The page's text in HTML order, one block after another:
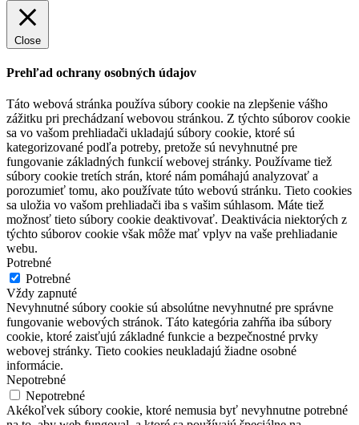
Close
Prehľad ochrany osobných údajov
Táto webová stránka používa súbory cookie na zlepšenie vášho
zážitku pri prechádzaní webovou stránkou. Z týchto súborov cookie
sa vo vašom prehliadači ukladajú súbory cookie, ktoré sú
kategorizované podľa potreby, pretože sú nevyhnutné pre
fungovanie základných funkcií webovej stránky. Používame tiež
súbory cookie tretích strán, ktoré nám pomáhajú analyzovať a
porozumieť tomu, ako používate túto webovú stránku. Tieto cookies
sa uložia vo vašom prehliadači iba s vašim súhlasom. Máte tiež
možnosť tieto súbory cookie deaktivovať. Deaktivácia niektorých z
týchto súborov cookie však môže mať vplyv na vaše prehliadanie
webu.
Potrebné
Potrebné
Vždy zapnuté
Nevyhnutné súbory cookie sú absolútne nevyhnutné pre správne
fungovanie webových stránok. Táto kategória zahŕňa iba súbory
cookie, ktoré zaisťujú základné funkcie a bezpečnostné prvky
webovej stránky. Tieto cookies neukladajú žiadne osobné
informácie.
Nepotrebné
Nepotrebné
Akékoľvek súbory cookie, ktoré nemusia byť nevyhnutne potrebné